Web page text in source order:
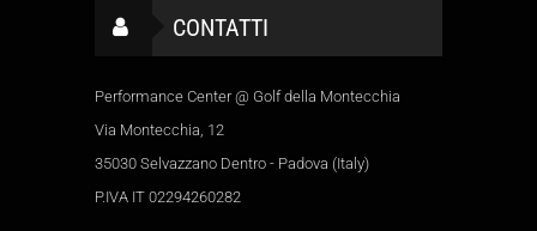
CONTATTI
Performance Center @ Golf della Montecchia
Via Montecchia, 12
35030 Selvazzano Dentro - Padova (Italy)
P.IVA IT 02294260282